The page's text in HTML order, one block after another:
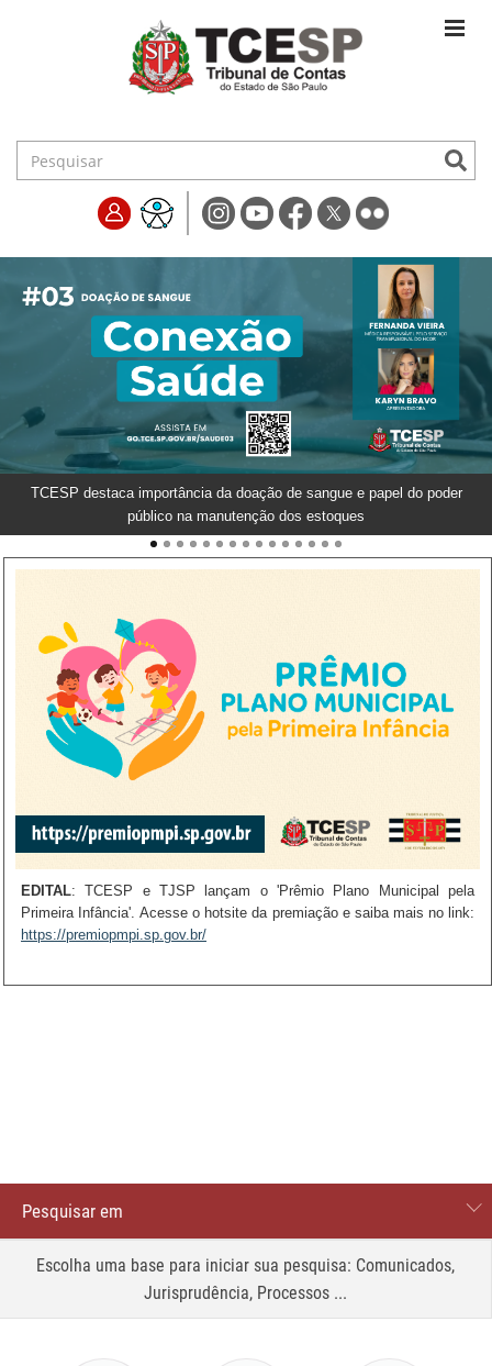
TCESP destaca importância da doação de sangue e papel do poder
público na manutenção dos estoques
TCESP promoverá encontro de Formação de Conselheiros Municipais
do FUNDEB e de Saúde
EDITAL: TCESP e TJSP lançam o 'Prêmio Plano Municipal pela
Primeira Infância'. Acesse o hotsite da premiação e saiba mais no link:
https://premiopmpi.sp.gov.br/
AGOSTO LILÁS:
HOMENAGEM:
VISITA:
EVENTO:
PARTICIPE:
https://go.tce.sp.gov.br/vim5d9
Pesquisar em
Processos
Comunicados
Escolha uma base para iniciar sua pesquisa: Comunicados,
Jurisprudência, Processos ...